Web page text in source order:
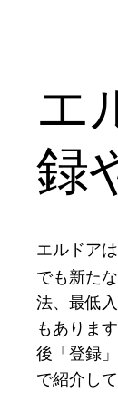
エ
録
エルドア
でも新た
法、最低
もありま
後「登録
で紹介し